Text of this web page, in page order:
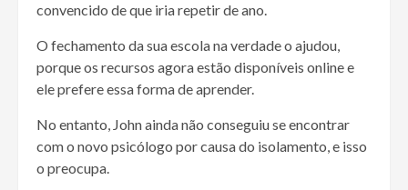
convencido de que iria repetir de ano.
O fechamento da sua escola na verdade o ajudou,
porque os recursos agora estão disponíveis online e
ele prefere essa forma de aprender.
No entanto, John ainda não conseguiu se encontrar
com o novo psicólogo por causa do isolamento, e isso
o preocupa.